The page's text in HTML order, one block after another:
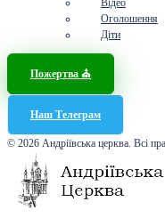
Відео
Оголошення
Діти
Пожертва ⛪️
Наш Телеграм
© 2026 Андріївська церква. Всі